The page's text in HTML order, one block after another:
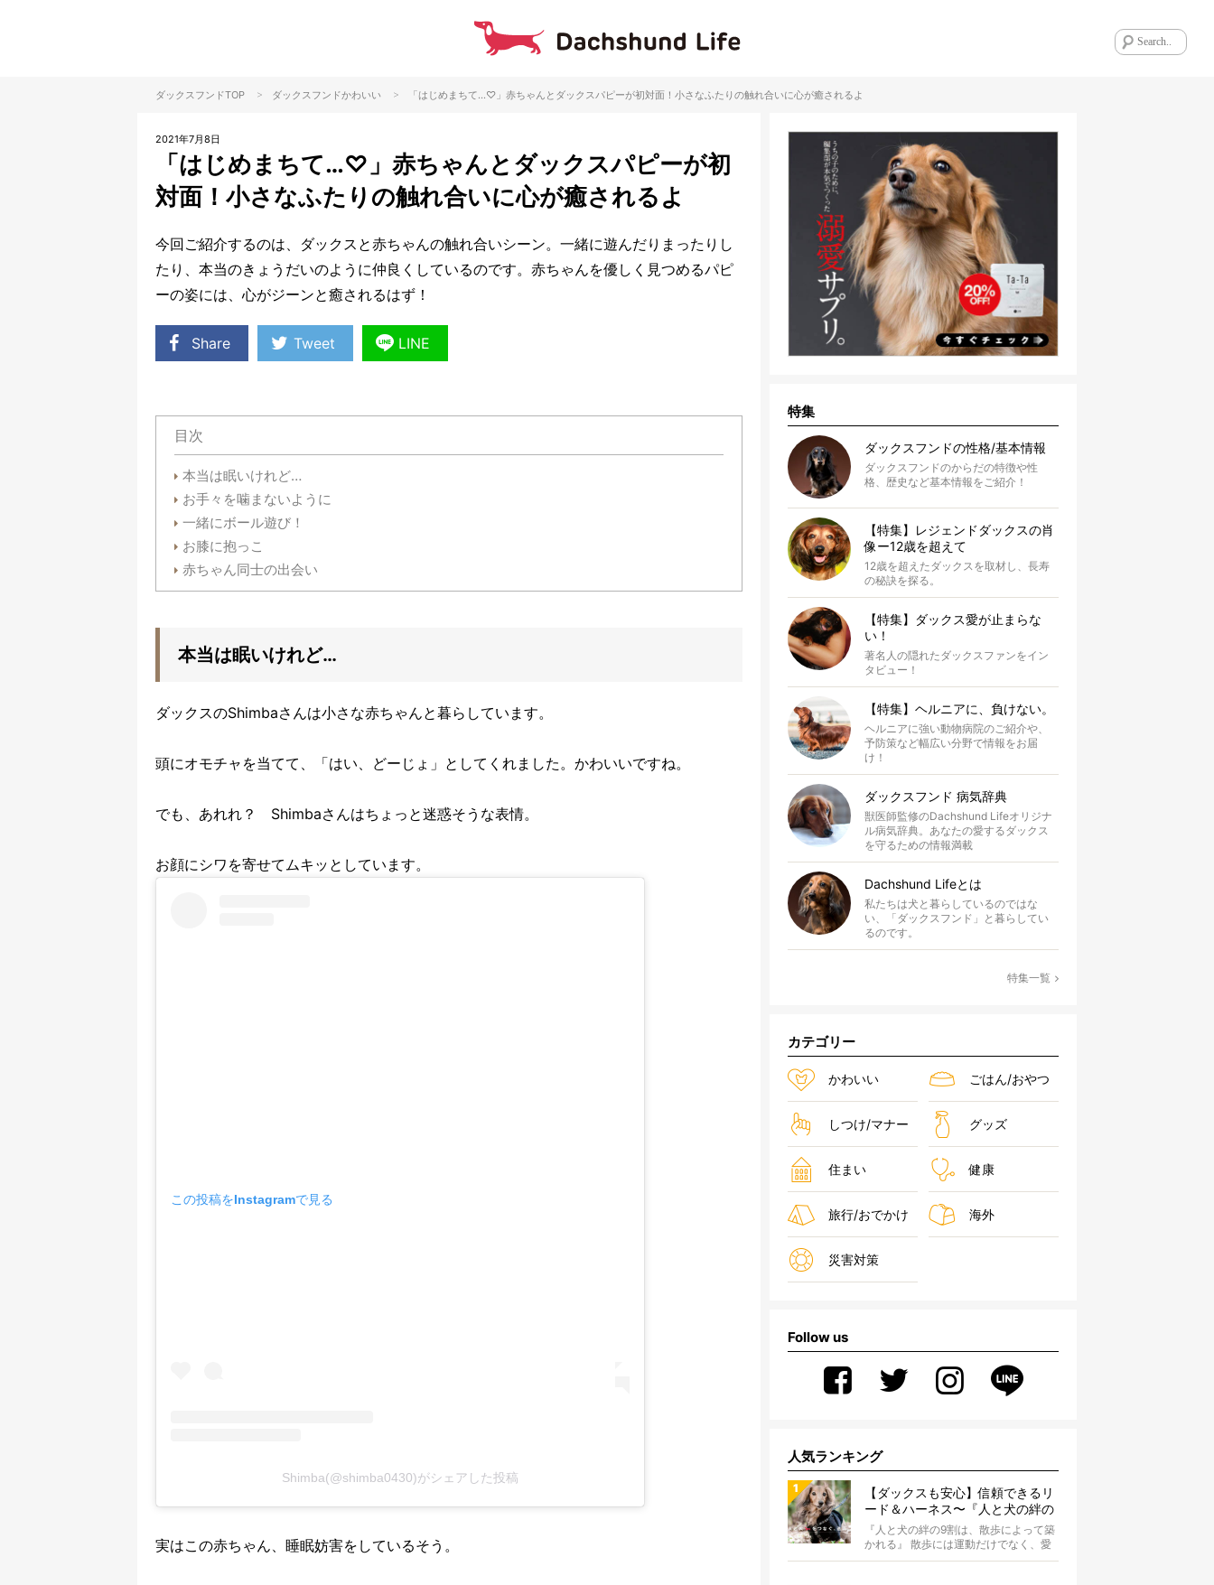
ダックスフンドTOP > ダックスフンドかわいい > 「はじめまちて…♡」赤ちゃんとダックスパピーが初対面！小さなふたりの触れ合いに心が癒されるよ
2021年7月8日
「はじめまちて…♡」赤ちゃんとダックスパピーが初
対面！小さなふたりの触れ合いに心が癒されるよ
今回ご紹介するのは、ダックスと赤ちゃんの触れ合いシーン。一緒に遊んだりまったりし
たり、本当のきょうだいのように仲良くしているのです。赤ちゃんを優しく見つめるパピ
ーの姿には、心がジーンと癒されるはず！
Share Tweet LINE
目次
本当は眠いけれど…
お手々を噛まないように
一緒にボール遊び！
お膝に抱っこ
赤ちゃん同士の出会い
本当は眠いけれど…
ダックスのShimbaさんは小さな赤ちゃんと暮らしています。
頭にオモチャを当てて、「はい、どーじょ」としてくれました。かわいいですね。
でも、あれれ？ Shimbaさんはちょっと迷惑そうな表情。
お顔にシワを寄せてムキッとしています。
この投稿をInstagramで見る
Shimba(@shimba0430)がシェアした投稿
実はこの赤ちゃん、睡眠妨害をしているそう。
特集
ダックスフンドの性格/基本情報
ダックスフンドのからだの特徴や性
格、歴史など基本情報をご紹介！
【特集】レジェンドダックスの肖
像ー12歳を超えて
12歳を超えたダックスを取材し、長寿
の秘訣を探る。
【特集】ダックス愛が止まらな
い！
著名人の隠れたダックスファンをイン
タビュー！
【特集】ヘルニアに、負けない。
ヘルニアに強い動物病院のご紹介や、
予防策など幅広い分野で情報をお届
け！
ダックスフンド 病気辞典
獣医師監修のDachshund Lifeオリジナ
ル病気辞典。あなたの愛するダックス
を守るための情報満載
Dachshund Lifeとは
私たちは犬と暮らしているのではな
い、「ダックスフンド」と暮らしてい
るのです。
特集一覧
カテゴリー
かわいい ごはん/おやつ
しつけ/マナー グッズ
住まい 健康
旅行/おでかけ 海外
災害対策
Follow us
人気ランキング
【ダックスも安心】信頼できるリ
ード＆ハーネス〜『人と犬の絆の
9割は散歩によって築かれる』
WOLFGANG MAN＆BEAST〜
『人と犬の絆の9割は、散歩によって築
かれる』 散歩には運動だけでなく、愛
犬とオーナーの絆を深める重要な役割